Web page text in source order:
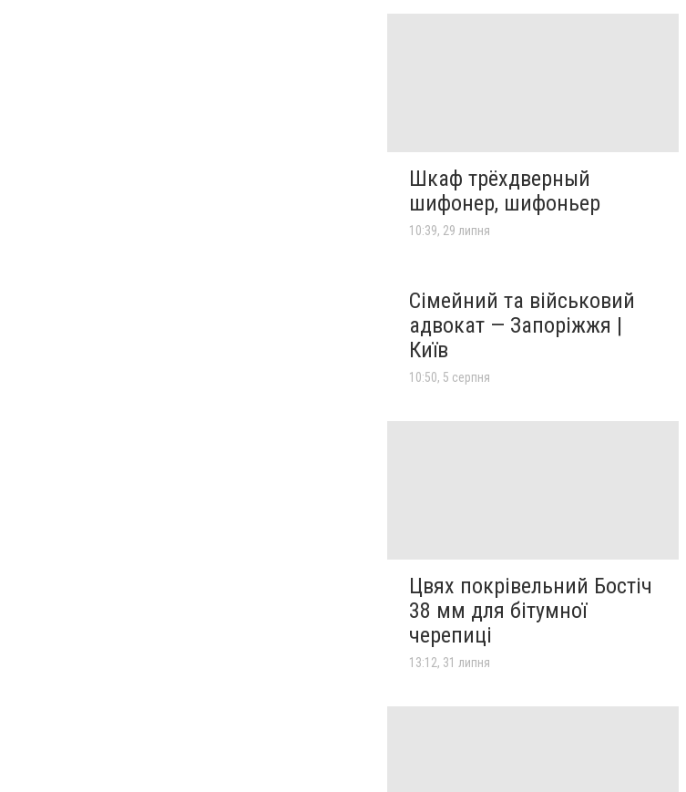
Шкаф трёхдверный
шифонер, шифоньер
10:39, 29 липня
Сімейний та військовий
адвокат — Запоріжжя |
Київ
10:50, 5 серпня
Цвях покрівельний Бостіч
38 мм для бітумної
черепиці
13:12, 31 липня